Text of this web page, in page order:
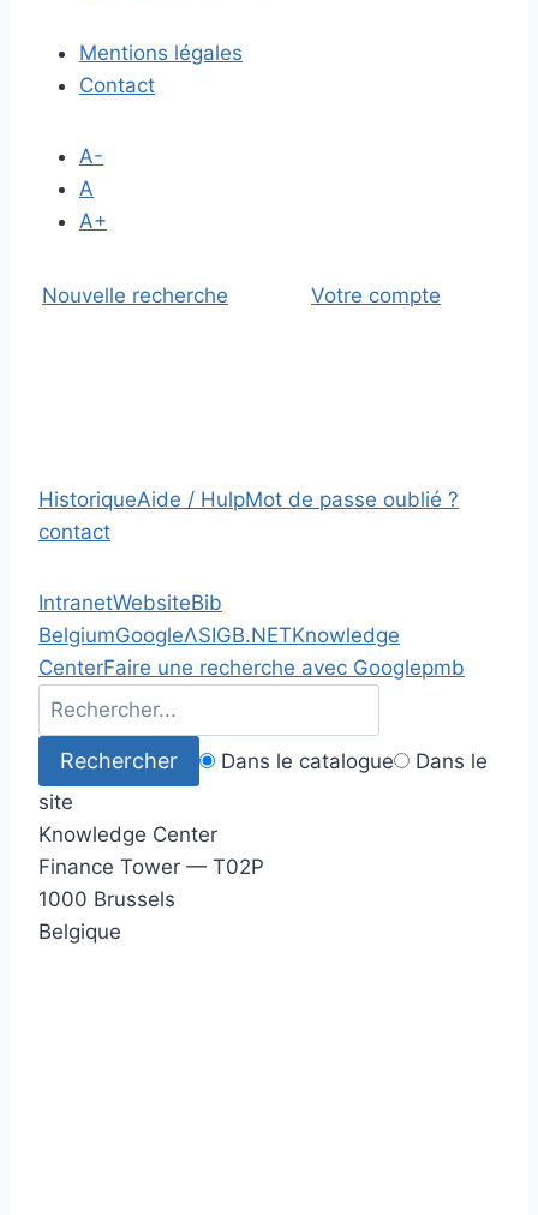
Mentions légales
Contact
A-
A
A+
Nouvelle recherche Votre compte
HistoriqueAide / HulpMot de passe oublié ?
contact
IntranetWebsiteBib
BelgiumGoogleΛSIGB.NETKnowledge
CenterFaire une recherche avec Googlepmb
Dans le catalogue
Dans le
site
Knowledge Center
Finance Tower — T02P
1000 Brussels
Belgique